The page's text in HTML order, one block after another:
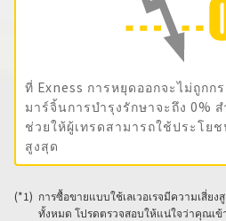
ที่ Exness การหยุดออกจะไม่ถูก
มาร์จิ้นการบำรุงรักษาจะถึง 0%
ช่วยให้ผู้เทรดสามารถใช้ประโย
สูงสุด
การซื้อขายแบบใช้เลเวอเรจมีความเสี่ย
ทั้งหมด โปรดตรวจสอบให้แน่ใจว่าคุณเข้